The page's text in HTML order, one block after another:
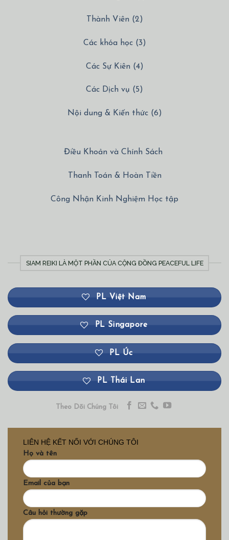
Thành Viên (2)
Các khóa học (3)
Các Sự Kiên (4)
Các Dịch vụ (5)
Nội dung & Kiến thức (6)
Điều Khoản và Chính Sách
Thanh Toán & Hoàn Tiền
Công Nhận Kinh Nghiệm Học tập
SIAM REIKI LÀ MỘT PHẦN CỦA CỘNG ĐỒNG PEACEFUL LIFE
PL Việt Nam
PL Singapore
PL Úc
PL Thái Lan
Theo Dõi Chúng Tôi
LIÊN HỆ KẾT NỐI VỚI CHÚNG TÔI
Họ và tên
Email của bạn
Câu hỏi thường gặp